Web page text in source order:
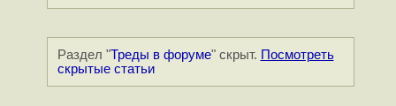
Раздел "Треды в форуме" скрыт. Посмотреть
скрытые статьи